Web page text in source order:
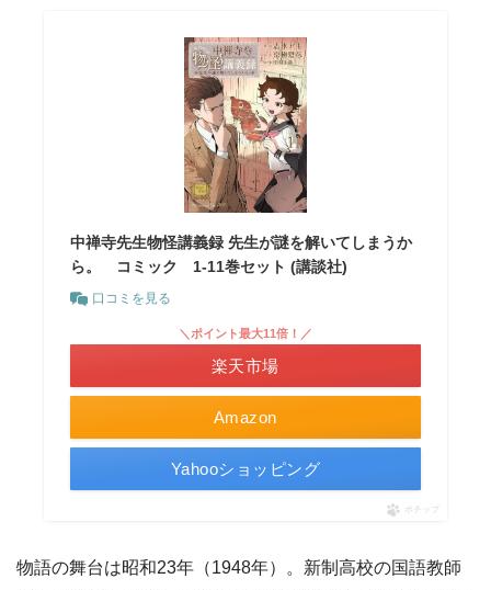
中禅寺先生物怪講義録 先生が謎を解いてしまうか
ら。 コミック 1-11巻セット (講談社)
口コミを見る
Amazon
＼ポイント最大11倍！／
楽天市場
Yahooショッピング
ポチップ
物語の舞台は昭和23年（1948年）。新制高校の国語教師